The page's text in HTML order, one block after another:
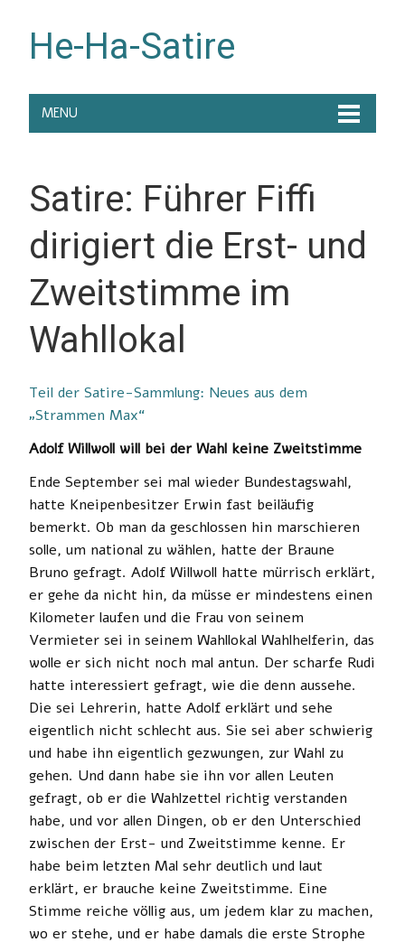
He-Ha-Satire
MENU
Satire: Führer Fiffi
dirigiert die Erst- und
Zweitstimme im
Wahllokal
Teil der Satire-Sammlung: Neues aus dem
„Strammen Max“
Adolf Willwoll will bei der Wahl keine Zweitstimme
Ende September sei mal wieder Bundestagswahl,
hatte Kneipenbesitzer Erwin fast beiläufig
bemerkt. Ob man da geschlossen hin marschieren
solle, um national zu wählen, hatte der Braune
Bruno gefragt. Adolf Willwoll hatte mürrisch erklärt,
er gehe da nicht hin, da müsse er mindestens einen
Kilometer laufen und die Frau von seinem
Vermieter sei in seinem Wahllokal Wahlhelferin, das
wolle er sich nicht noch mal antun. Der scharfe Rudi
hatte interessiert gefragt, wie die denn aussehe.
Die sei Lehrerin, hatte Adolf erklärt und sehe
eigentlich nicht schlecht aus. Sie sei aber schwierig
und habe ihn eigentlich gezwungen, zur Wahl zu
gehen. Und dann habe sie ihn vor allen Leuten
gefragt, ob er die Wahlzettel richtig verstanden
habe, und vor allen Dingen, ob er den Unterschied
zwischen der Erst- und Zweitstimme kenne. Er
habe beim letzten Mal sehr deutlich und laut
erklärt, er brauche keine Zweitstimme. Eine
Stimme reiche völlig aus, um jedem klar zu machen,
wo er stehe, und er habe damals die erste Strophe